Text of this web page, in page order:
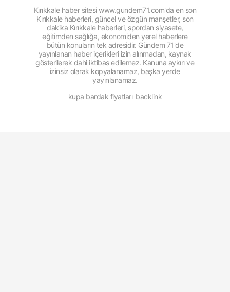
Kırıkkale haber sitesi www.gundem71.com'da en son
Kırıkkale haberleri, güncel ve özgün manşetler, son
dakika Kırıkkale haberleri, spordan siyasete,
eğitimden sağlığa, ekonomiden yerel haberlere
bütün konuların tek adresidir. Gündem 71'de
yayınlanan haber içerikleri izin alınmadan, kaynak
gösterilerek dahi iktibas edilemez. Kanuna aykırı ve
izinsiz olarak kopyalanamaz, başka yerde
yayınlanamaz.
kupa bardak fiyatları backlink